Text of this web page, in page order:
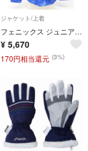
ジャケット/上着
フェニックス ジュニア ジャケット Raugh Mili Boy's Jacket サイズ140 ブルー PS6G20T89 スポーツ トップス R2510-216
¥ 5,670
170円相当還元 (3%)